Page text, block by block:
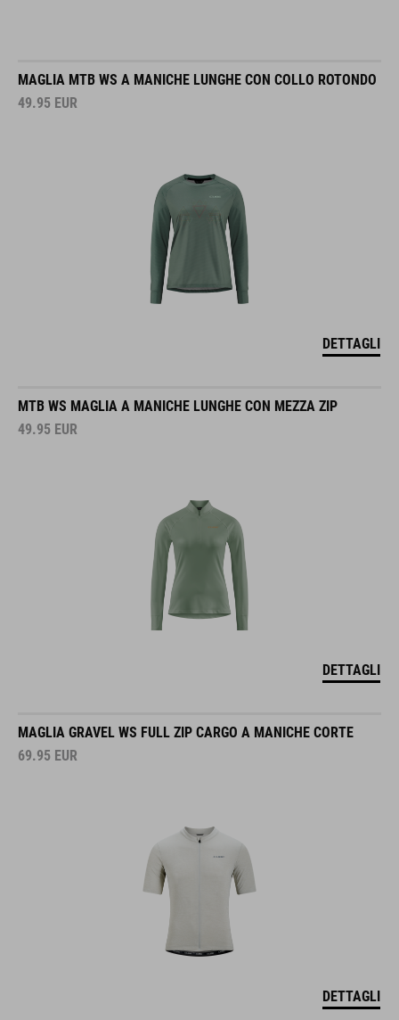
MAGLIA MTB WS A MANICHE LUNGHE CON COLLO ROTONDO
49.95 EUR
DETTAGLI
MTB WS MAGLIA A MANICHE LUNGHE CON MEZZA ZIP
49.95 EUR
DETTAGLI
MAGLIA GRAVEL WS FULL ZIP CARGO A MANICHE CORTE
69.95 EUR
DETTAGLI